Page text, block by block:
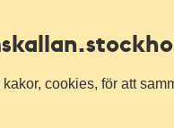
cookies, för att